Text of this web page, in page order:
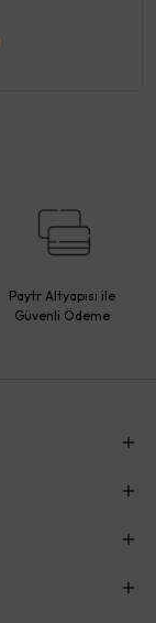
Paytr Altyapısı ile
Güvenli Ödeme